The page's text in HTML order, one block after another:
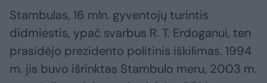
Stambulas, 16 mln. gyventojų turintis
didmiestis, ypač svarbus R. T. Erdoganui, ten
prasidėjo prezidento politinis iškilimas. 1994
m. jis buvo išrinktas Stambulo meru, 2003 m.